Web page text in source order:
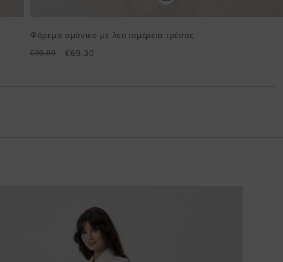
Φόρεμα αμάνικο με λεπτομέρεια τρέσας
€99,00 €69,30